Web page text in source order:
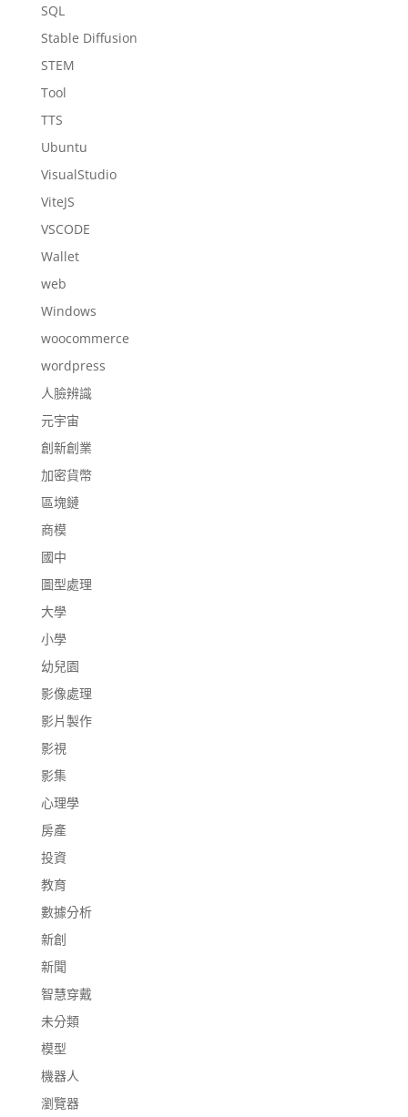
SQL
Stable Diffusion
STEM
Tool
TTS
Ubuntu
VisualStudio
ViteJS
VSCODE
Wallet
web
Windows
woocommerce
wordpress
人臉辨識
元宇宙
創新創業
加密貨幣
區塊鏈
商模
國中
圖型處理
大學
小學
幼兒園
影像處理
影片製作
影視
影集
心理學
房產
投資
教育
數據分析
新創
新聞
智慧穿戴
未分類
模型
機器人
瀏覽器